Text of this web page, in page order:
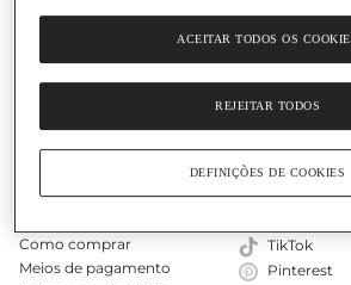
COMPRAS ONLINE
Como comprar
Meios de pagamento
SIGA-NOS
TikTok
Pinterest
REJEITAR TODOS
ACEITAR TODOS OS
DEFINIÇÕES DE COOKIES